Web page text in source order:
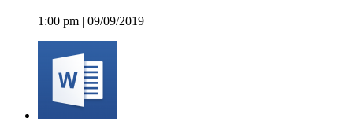
1:00 pm | 09/09/2019